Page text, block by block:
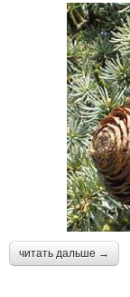
читать дальше →